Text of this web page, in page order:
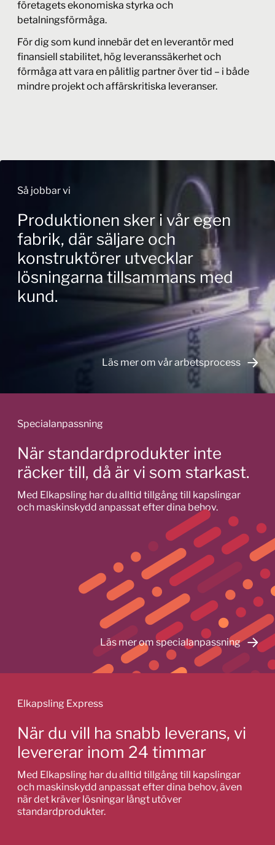
företagets ekonomiska styrka och
betalningsförmåga.
För dig som kund innebär det en leverantör med
finansiell stabilitet, hög leveranssäkerhet och
förmåga att vara en pålitlig partner över tid – i både
mindre projekt och affärskritiska leveranser.
Så jobbar vi
Produktionen sker i vår egen
fabrik, där säljare och
konstruktörer utvecklar
lösningarna tillsammans med
kund.
Läs mer om vår arbetsprocess
Specialanpassning
När standardprodukter inte
räcker till, då är vi som starkast.
Med Elkapsling har du alltid tillgång till kapslingar
och maskinskydd anpassat efter dina behov.
Läs mer om specialanpassning
Elkapsling Express
När du vill ha snabb leverans, vi
levererar inom 24 timmar
Med Elkapsling har du alltid tillgång till kapslingar
och maskinskydd anpassat efter dina behov, även
när det kräver lösningar långt utöver
standardprodukter.